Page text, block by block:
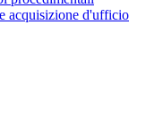
acquisizione d'ufficio